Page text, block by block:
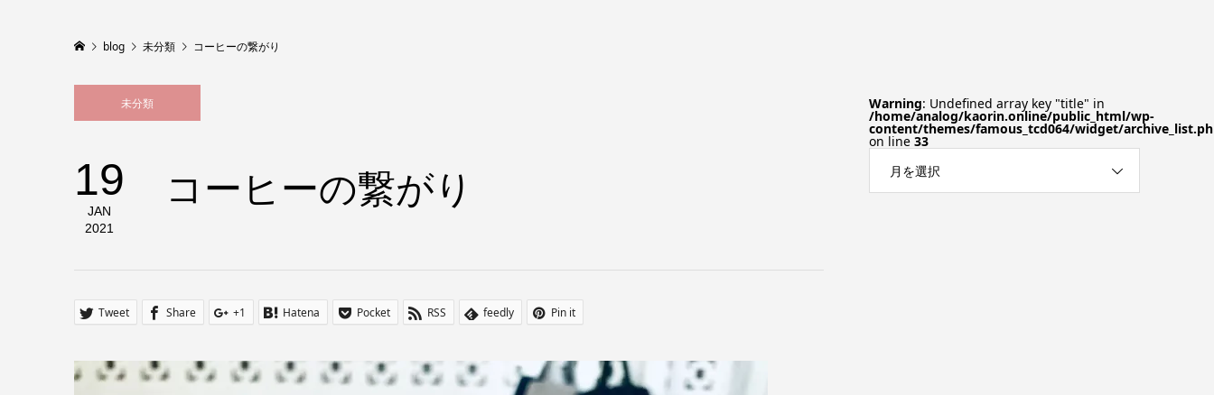
blog 未分類 コーヒーの繋がり
未分類
19
JAN
2021
コーヒーの繋がり
Tweet Share +1 Hatena Pocket RSS feedly Pin it
Warning: Undefined array key "title" in
/home/analog/kaorin.online/public_html/wp-
content/themes/famous_tcd064/widget/
on line 33
月を選択